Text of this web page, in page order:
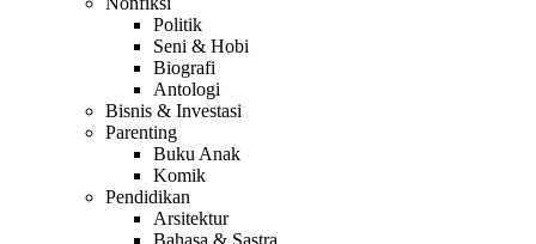
Politik
Seni & Hobi
Biografi
Antologi
Bisnis & Investasi
Parenting
Buku Anak
Komik
Pendidikan
Arsitektur
Bahasa & Sastra